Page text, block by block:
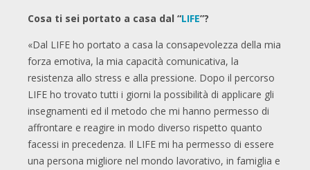
Cosa ti sei portato a casa dal “LIFE”?
«Dal LIFE ho portato a casa la consapevolezza della mia
forza emotiva, la mia capacità comunicativa, la
resistenza allo stress e alla pressione. Dopo il percorso
LIFE ho trovato tutti i giorni la possibilità di applicare gli
insegnamenti ed il metodo che mi hanno permesso di
affrontare e reagire in modo diverso rispetto quanto
facessi in precedenza. Il LIFE mi ha permesso di essere
una persona migliore nel mondo lavorativo, in famiglia e